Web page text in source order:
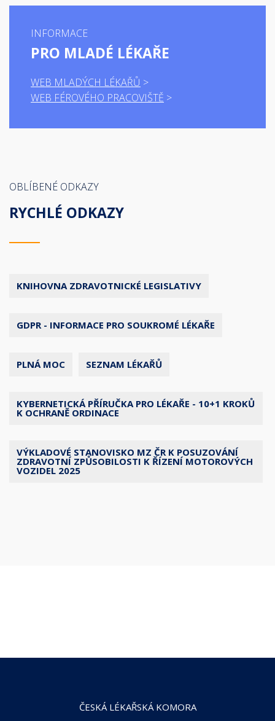
INFORMACE
PRO MLADÉ LÉKAŘE
WEB MLADÝCH LÉKAŘŮ
WEB FÉROVÉHO PRACOVIŠTĚ
OBLÍBENÉ ODKAZY
RYCHLÉ ODKAZY
KNIHOVNA ZDRAVOTNICKÉ LEGISLATIVY
GDPR - INFORMACE PRO SOUKROMÉ LÉKAŘE
PLNÁ MOC SEZNAM LÉKAŘŮ
KYBERNETICKÁ PŘÍRUČKA PRO LÉKAŘE - 10+1 KROKŮ
K OCHRANĚ ORDINACE
VÝKLADOVÉ STANOVISKO MZ ČR K POSUZOVÁNÍ
ZDRAVOTNÍ ZPŮSOBILOSTI K ŘÍZENÍ MOTOROVÝCH
VOZIDEL 2025
ČESKÁ LÉKAŘSKÁ KOMORA